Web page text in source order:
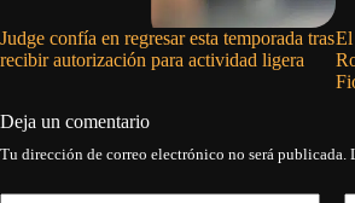
Judge confía en regresar esta temporada tras
recibir autorización para actividad ligera
El
Deja un comentario
Tu dirección de correo electrónico no será publicada.